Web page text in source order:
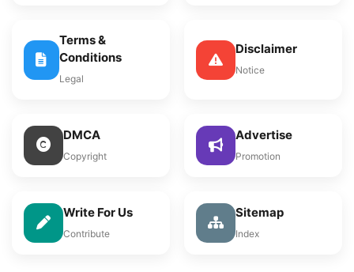
Terms &
Conditions
Legal
Disclaimer
Notice
DMCA
Copyright
Advertise
Promotion
Write For Us
Contribute
Sitemap
Index